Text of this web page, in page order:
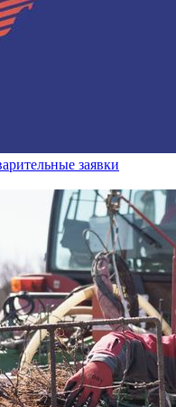
заявки